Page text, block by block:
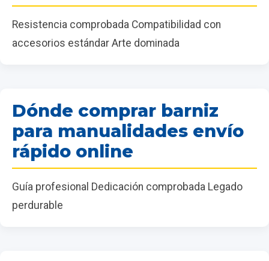
Resistencia comprobada Compatibilidad con
accesorios estándar Arte dominada
Dónde comprar barniz
para manualidades envío
rápido online
Guía profesional Dedicación comprobada Legado
perdurable